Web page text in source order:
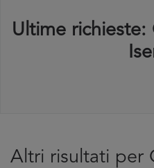
Ultime richieste:
Altri risultati per